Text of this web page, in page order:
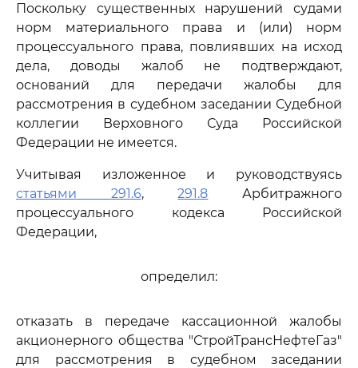
Поскольку существенных нарушений судами
норм материального права и (или) норм
процессуального права, повлиявших на исход
дела, доводы жалоб не подтверждают,
оснований для передачи жалобы для
рассмотрения в судебном заседании Судебной
коллегии Верховного Суда Российской
Федерации не имеется.
Учитывая изложенное и руководствуясь
статьями 291.6,291.8 Арбитражного
процессуального кодекса Российской
Федерации,
определил:
отказать в передаче кассационной жалобы
акционерного общества "СтройТрансНефтеГаз"
для рассмотрения в судебном заседании